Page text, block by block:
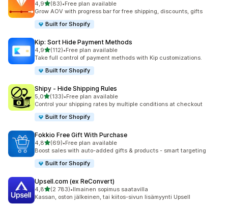
4,9/ 5 tähteä
(83)
83 arvostelua yhteensä
•Free plan available
Grow AOV with progress bar for free shipping, discounts, gifts
Built for Shopify
Kip: Sort Hide Payment Methods
4,9/ 5 tähteä
(112)
112 arvostelua yhteensä
•Free plan available
Take full control of payment methods with Kip customizations.
Built for Shopify
Shipy ‑ Hide Shipping Rules
5,0/ 5 tähteä
(133)
133 arvostelua yhteensä
•Free plan available
Control your shipping rates by multiple conditions at checkout
Built for Shopify
Fokkio Free Gift With Purchase
4,8/ 5 tähteä
(69)
69 arvostelua yhteensä
•Free plan available
Boost sales with auto-added gifts & products - smart targeting
Built for Shopify
Upsell.com (ex ReConvert)
4,8/ 5 tähteä
(2 783)
2783 arvostelua yhteensä
•Ilmainen sopimus saatavilla
Kassan, oston jälkeinen, tai kiitos-sivun lisämyynti Upsell